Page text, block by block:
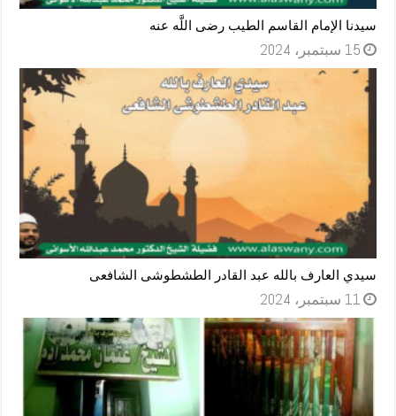
سيدنا الإمام القاسم الطيب رضى اللَّه عنه
15 سبتمبر، 2024
سيدي العارف بالله عبد القادر الطشطوشى الشافعى
11 سبتمبر، 2024